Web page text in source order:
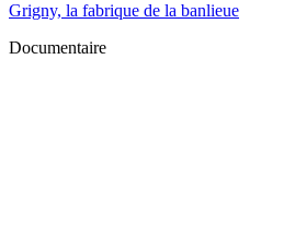
Grigny, la fabrique de la banlieue
Documentaire